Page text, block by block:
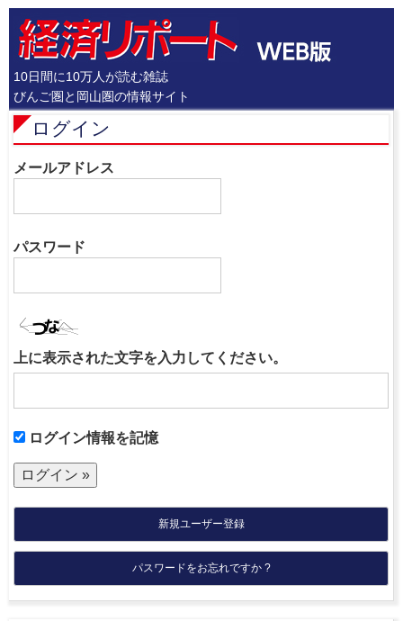
10日間に10万人が読む雑誌
びんご圏と岡山圏の情報サイト
ログイン
メールアドレス
パスワード
上に表示された文字を入力してください。
ログイン情報を記憶
新規ユーザー登録
パスワードをお忘れですか ?